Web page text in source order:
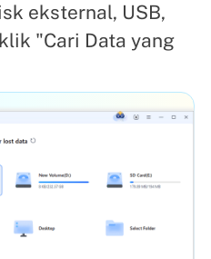
eksternal, USB,
"Cari Data yang